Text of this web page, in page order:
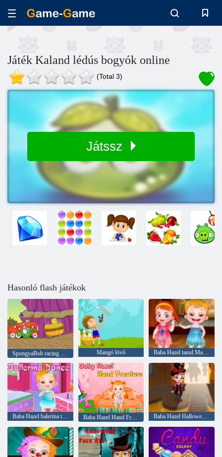
Játék Kaland lédús bogyók online
(Total 3)
Játssz
Hasonló flash játékok
SpongyaBob racing versenyen Mangó lövő Baba Hazel tanul Manners
Baba Hazel balerina tánc Baba Hazel Hand Fracture Baba Hazel Halloween Castle